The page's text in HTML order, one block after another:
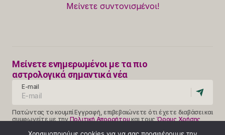
Μείνετε συντονισμένοι!
Μείνετε ενημερωμένοι με τα πιο
αστρολογικά σημαντικά νέα
E-mail
Πατώντας το κουμπί Εγγραφή, επιβεβαιώνετε ότι έχετε διαβάσει και
συμφωνείτε με τηνΠολιτική Απορρήτουκαι τουςΌρους Χρήσης